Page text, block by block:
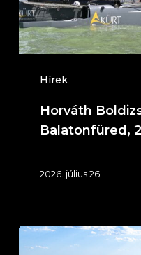
Hírek
26.
Horváth
Balatonfüred,
2026. július 26.
IT